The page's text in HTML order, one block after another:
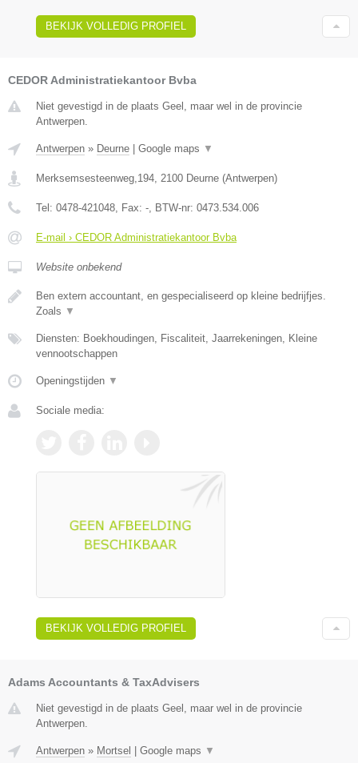
BEKIJK VOLLEDIG PROFIEL
CEDOR Administratiekantoor Bvba
Niet gevestigd in de plaats Geel, maar wel in de provincie
Antwerpen.
Antwerpen » Deurne Google maps ▼
Merksemsesteenweg,194 2100 Deurne (Antwerpen)
Tel: 0478-421048 , Fax: - , BTW-nr: 0473.534.006
E-mail › CEDOR Administratiekantoor Bvba
Website onbekend
Ben extern accountant, en gespecialiseerd op kleine bedrijfjes.
Zoals ▼
Diensten: Boekhoudingen, Fiscaliteit, Jaarrekeningen, Kleine
vennootschappen
Openingstijden ▼
Sociale media:
BEKIJK VOLLEDIG PROFIEL
Adams Accountants & TaxAdvisers
Niet gevestigd in de plaats Geel, maar wel in de provincie
Antwerpen.
Antwerpen » Mortsel Google maps ▼